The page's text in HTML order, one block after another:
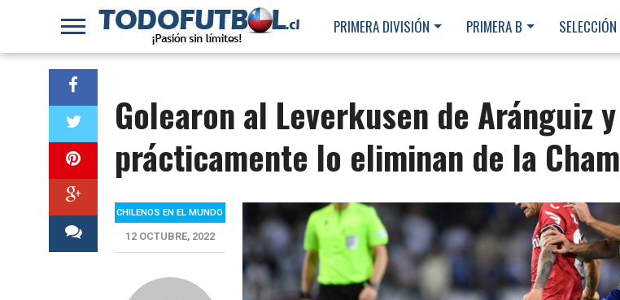
PRIMERA DIVISIÓN PRIMERA B
Golearon al Leverkusen de Aránguiz y
prácticamente lo eliminan de la
CHILENOS EN EL MUNDO
12 OCTUBRE, 2022